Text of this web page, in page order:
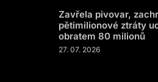
Zavřela pivovar,
pětimilionové ztráty
obratem 80 milionů
27. 07. 2026